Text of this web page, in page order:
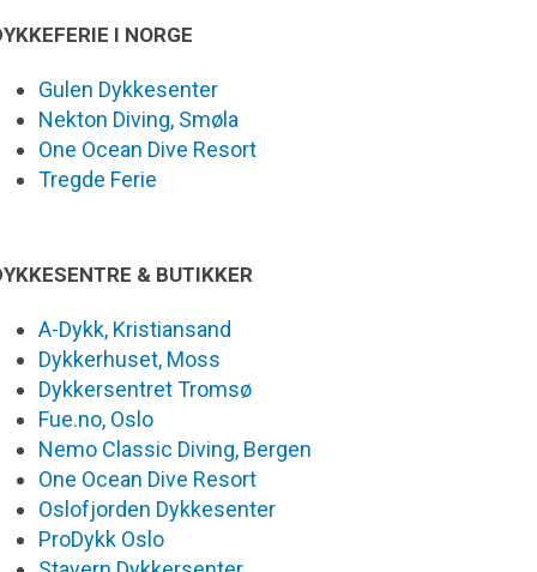
I NORGE
Gulen Dykkesenter
Nekton Diving, Smøla
One Ocean Dive Resort
Tregde Ferie
& BUTIKKER
A-Dykk, Kristiansand
Dykkerhuset, Moss
Dykkersentret Tromsø
Fue.no, Oslo
Nemo Classic Diving, Bergen
One Ocean Dive Resort
Oslofjorden Dykkesenter
ProDykk Oslo